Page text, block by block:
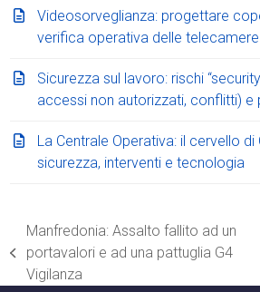
Videosorveglianza: progettare
verifica operativa delle telecamere
Sicurezza sul lavoro: rischi
accessi non autorizzati, conflitti) e
La Centrale Operativa: il cervello
sicurezza, interventi e tecnologia
post
precedente:
Manfredonia: Assalto fallito ad un
portavalori e ad una pattuglia G4
Vigilanza